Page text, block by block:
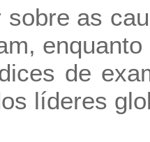
sobre as
de
líderes